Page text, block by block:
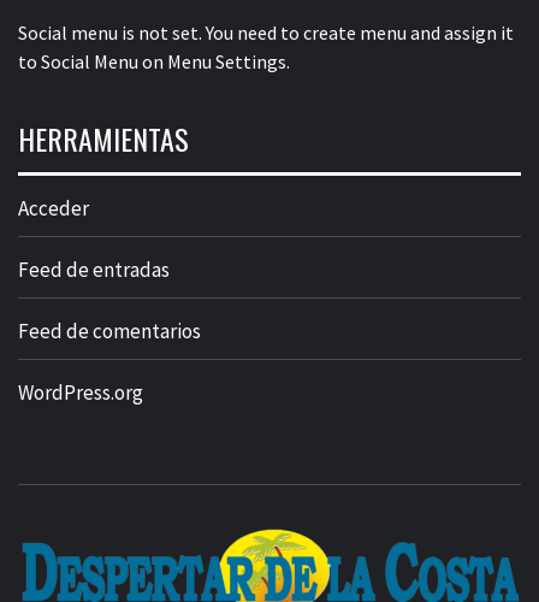
Social menu is not set. You need to create menu and assign it
to Social Menu on Menu Settings.
HERRAMIENTAS
Acceder
Feed de entradas
Feed de comentarios
WordPress.org